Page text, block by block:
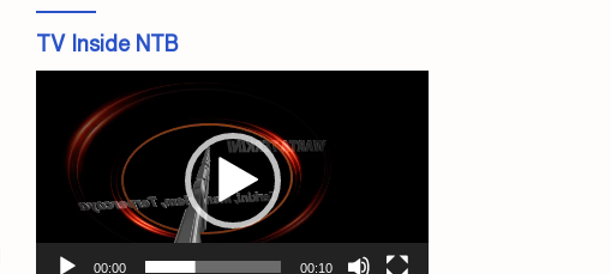
TV Inside NTB
00:00 00:10